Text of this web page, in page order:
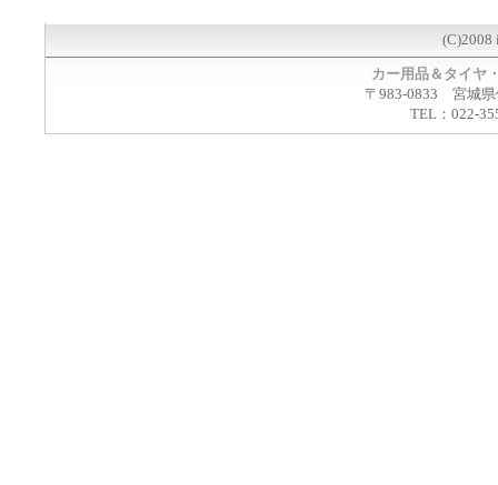
(C)2008
カー用品＆タイヤ
〒983-0833 宮城県
TEL：022-